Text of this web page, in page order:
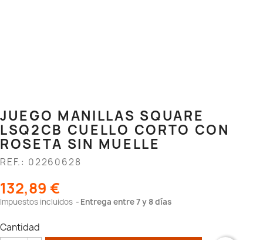
JUEGO MANILLAS SQUARE
LSQ2CB CUELLO CORTO CON
ROSETA SIN MUELLE
REF.: 02260628
132,89 €
Impuestos incluidos Entrega entre 7 y 8 días
Cantidad